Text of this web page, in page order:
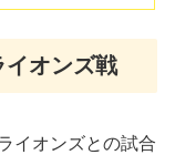
イオンズ戦
イオンズとの試合